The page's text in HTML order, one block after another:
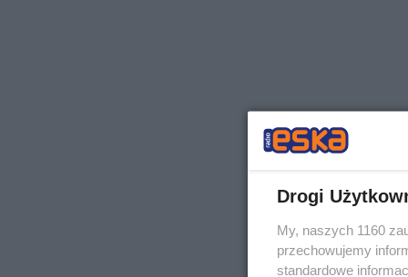
Drogi
My, naszych 1160
przechowujemy
standardowe